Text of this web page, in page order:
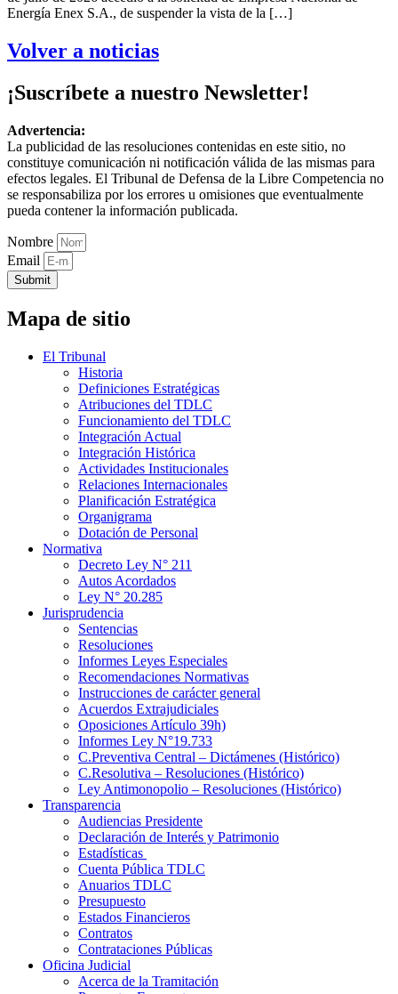
Energía Enex S.A., de suspender la vista de la […]
Volver a noticias
¡Suscríbete a nuestro Newsletter!
Advertencia:
La publicidad de las resoluciones contenidas en este sitio, no
constituye comunicación ni notificación válida de las mismas para
efectos legales. El Tribunal de Defensa de la Libre Competencia no
se responsabiliza por los errores u omisiones que eventualmente
pueda contener la información publicada.
Nombre
Email
Submit
Mapa de sitio
El Tribunal
Historia
Definiciones Estratégicas
Atribuciones del TDLC
Funcionamiento del TDLC
Integración Actual
Integración Histórica
Actividades Institucionales
Relaciones Internacionales
Planificación Estratégica
Organigrama
Dotación de Personal
Normativa
Decreto Ley N° 211
Autos Acordados
Ley N° 20.285
Jurisprudencia
Sentencias
Resoluciones
Informes Leyes Especiales
Recomendaciones Normativas
Instrucciones de carácter general
Acuerdos Extrajudiciales
Oposiciones Artículo 39h)
Informes Ley N°19.733
C.Preventiva Central – Dictámenes (Histórico)
C.Resolutiva – Resoluciones (Histórico)
Ley Antimonopolio – Resoluciones (Histórico)
Transparencia
Audiencias Presidente
Declaración de Interés y Patrimonio
Estadísticas
Cuenta Pública TDLC
Anuarios TDLC
Presupuesto
Estados Financieros
Contratos
Contrataciones Públicas
Oficina Judicial
Acerca de la Tramitación